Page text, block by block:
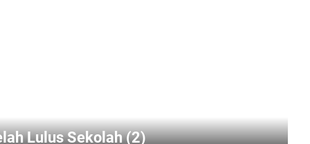
Setelah Lulus Sekolah